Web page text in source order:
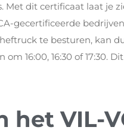
Met dit certificaat laat je
gecertificeerde
te besturen, kan
16:00, 16:30 of 17:30.
het VIL-